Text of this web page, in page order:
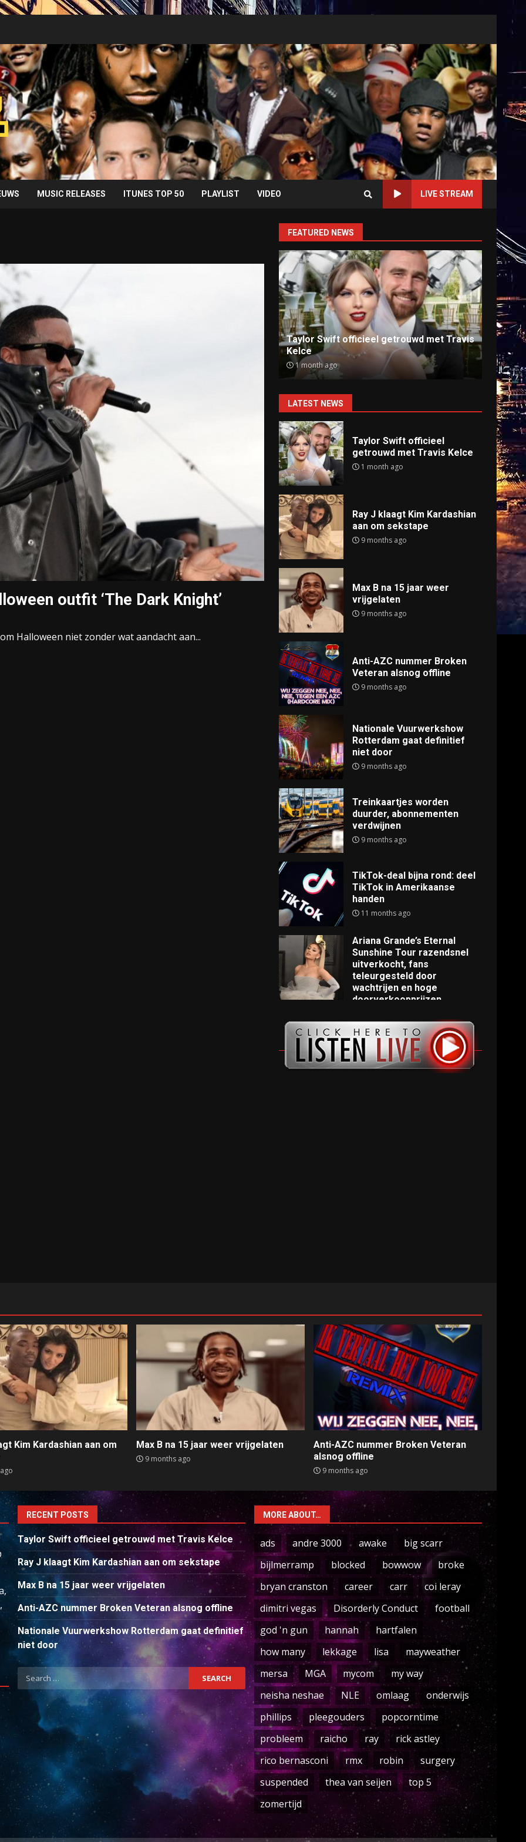
MUSIC RELEASES ITUNES TOP 50 PLAYLIST VIDEO LIVE STREAM
outfit ‘The Dark Knight’
Halloween niet zonder wat aandacht aan...
FEATURED NEWS
Taylor Swift officieel getrouwd met Travis
Kelce
1 month ago
Ray J klaagt Kim Kardashian aan om
sekstape
9 months ago
Anti-
9
LATEST NEWS
Taylor Swift officieel
getrouwd met Travis Kelce
1 month ago
Ray J klaagt Kim Kardashian
aan om sekstape
9 months ago
Max B na 15 jaar weer
vrijgelaten
9 months ago
Anti-AZC nummer Broken
Veteran alsnog offline
9 months ago
Nationale Vuurwerkshow
Rotterdam gaat definitief
niet door
9 months ago
Treinkaartjes worden
duurder, abonnementen
verdwijnen
9 months ago
TikTok-deal bijna rond: deel
TikTok in Amerikaanse
handen
11 months ago
Ariana Grande’s Eternal
Sunshine Tour razendsnel
uitverkocht, fans
teleurgesteld door
wachtrijen en hoge
doorverkoopprijzen
Kim Kardashian aan om
Max B na 15 jaar weer vrijgelaten
9 months ago
Anti-AZC nummer Broken Veteran
alsnog offline
9 months ago
RECENT POSTS
Taylor Swift officieel getrouwd met Travis Kelce
Ray J klaagt Kim Kardashian aan om sekstape
Max B na 15 jaar weer vrijgelaten
Anti-AZC nummer Broken Veteran alsnog offline
Nationale Vuurwerkshow Rotterdam gaat definitief
niet door
Search
for:
MORE ABOUT…
ads andre 3000 awake
big scarr
bijlmerramp
blocked bowwow
broke
bryan cranston
career carr
coi leray
dimitri vegas
Disorderly Conduct
football
god 'n gun
hannah
hartfalen
how many
lekkage lisa
mayweather
mersa
MGA mycom
my way
neisha neshae
NLE omlaag
onderwijs
phillips
pleegouders
popcorntime
probleem
raicho ray
rick astley
rico bernasconi
rmx robin
surgery
suspended
thea van seijen
top 5
zomertijd